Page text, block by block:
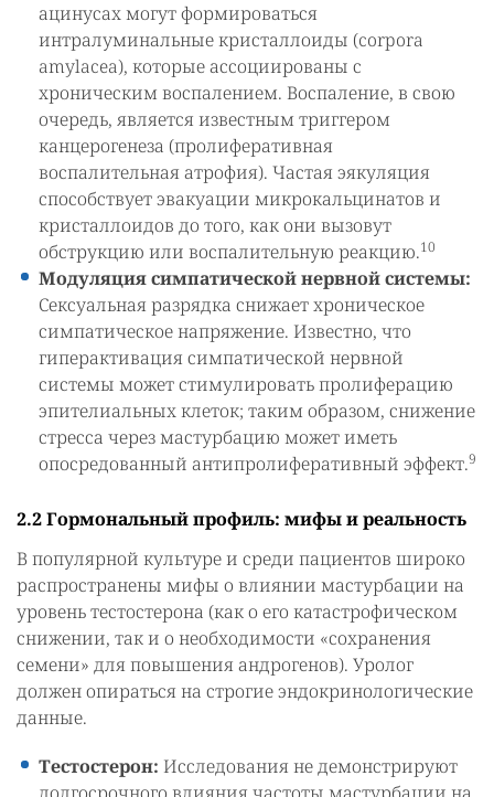
ацинусах могут формироваться
интралуминальные кристаллоиды (corpora
amylacea), которые ассоциированы с
хроническим воспалением. Воспаление, в свою
очередь, является известным триггером
канцерогенеза (пролиферативная
воспалительная атрофия). Частая эякуляция
способствует эвакуации микрокальцинатов и
кристаллоидов до того, как они вызовут
обструкцию или воспалительную реакцию.10
Модуляция симпатической нервной системы:
Сексуальная разрядка снижает хроническое
симпатическое напряжение. Известно, что
гиперактивация симпатической нервной
системы может стимулировать пролиферацию
эпителиальных клеток; таким образом, снижение
стресса через мастурбацию может иметь
опосредованный антипролиферативный эффект.9
2.2 Гормональный профиль: мифы и реальность
В популярной культуре и среди пациентов широко
распространены мифы о влиянии мастурбации на
уровень тестостерона (как о его катастрофическом
снижении, так и о необходимости «сохранения
семени» для повышения андрогенов). Уролог
должен опираться на строгие эндокринологические
данные.
Тестостерон: Исследования не демонстрируют